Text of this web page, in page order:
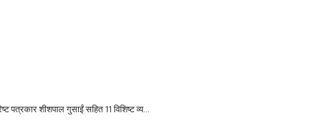
शीशपाल गुसाईं सहित 11 विशिष्ट व्यक्तित्व सम्मानित